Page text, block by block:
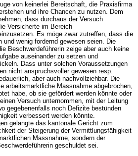
von keinerlei Bereitschaft, die Praxisfirma
und ihre Chancen zu nutzen. Dem
dass durchaus der Versuch
Versicherte im Bereich
Es möge zwar zutreffen, dass die
und wenig fordernd gewesen seien. Die
Beschwerdeführerin zeige aber auch keine
auseinander zu setzen und
Dass unter solchen Voraussetzungen
nicht anspruchsvoller gewesen resp.
aber auch nachvollziehbar. Die
arbeitsmarktliche Massnahme abgebrochen,
habe, ob sie gefördert werden könnte oder
Versuch unternommen, mit der Leitung
gegebenenfalls noch Defizite bestünden
verbessert werden könnte.
gelangte das kantonale Gericht zum
der Steigerung der Vermittlungsfähigkeit
Massnahme, sondern der
geschuldet sei.